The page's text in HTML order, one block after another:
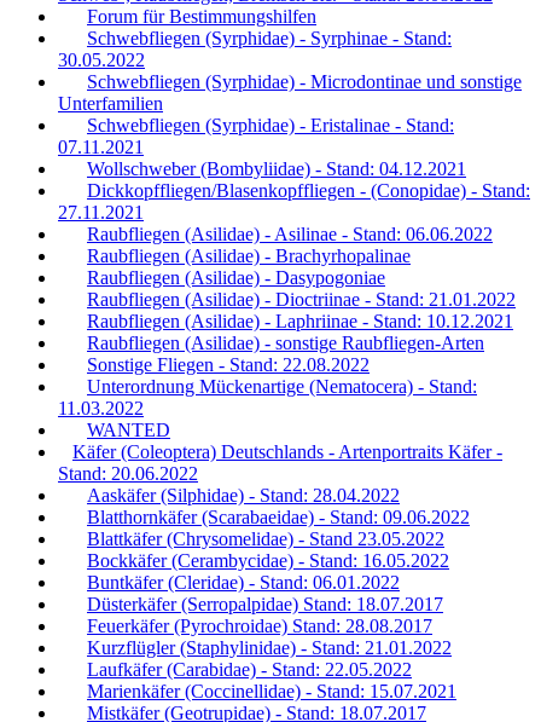
Forum für Bestimmungshilfen
Schwebfliegen (Syrphidae) - Syrphinae - Stand:
30.05.2022
Schwebfliegen (Syrphidae) - Microdontinae und sonstige
Unterfamilien
Schwebfliegen (Syrphidae) - Eristalinae - Stand:
07.11.2021
Wollschweber (Bombyliidae) - Stand: 04.12.2021
Dickkopffliegen/Blasenkopffliegen - (Conopidae) - Stand:
27.11.2021
Raubfliegen (Asilidae) - Asilinae - Stand: 06.06.2022
Raubfliegen (Asilidae) - Brachyrhopalinae
Raubfliegen (Asilidae) - Dasypogoniae
Raubfliegen (Asilidae) - Dioctriinae - Stand: 21.01.2022
Raubfliegen (Asilidae) - Laphriinae - Stand: 10.12.2021
Raubfliegen (Asilidae) - sonstige Raubfliegen-Arten
Sonstige Fliegen - Stand: 22.08.2022
Unterordnung Mückenartige (Nematocera) - Stand:
11.03.2022
WANTED
Käfer (Coleoptera) Deutschlands - Artenportraits Käfer -
Stand: 20.06.2022
Aaskäfer (Silphidae) - Stand: 28.04.2022
Blatthornkäfer (Scarabaeidae) - Stand: 09.06.2022
Blattkäfer (Chrysomelidae) - Stand 23.05.2022
Bockkäfer (Cerambycidae) - Stand: 16.05.2022
Buntkäfer (Cleridae) - Stand: 06.01.2022
Düsterkäfer (Serropalpidae) Stand: 18.07.2017
Feuerkäfer (Pyrochroidae) Stand: 28.08.2017
Kurzflügler (Staphylinidae) - Stand: 21.01.2022
Laufkäfer (Carabidae) - Stand: 22.05.2022
Marienkäfer (Coccinellidae) - Stand: 15.07.2021
Mistkäfer (Geotrupidae) - Stand: 18.07.2017